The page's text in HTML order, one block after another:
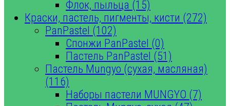
Флок, пыльца (15)
Краски, пастель, пигменты, кисти (272)
PanPastel (102)
Спонжи PanPastel (0)
Пастель PanPastel (51)
Пастель Mungyo (сухая, масляная)
(116)
Наборы пастели MUNGYO (7)